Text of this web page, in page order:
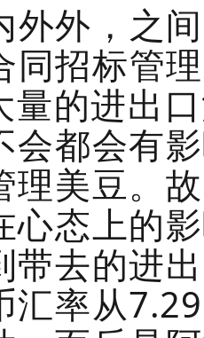
外外，之
同招标管
量的进出
会都会有
理美豆。
心态上的
带去的进
汇率从